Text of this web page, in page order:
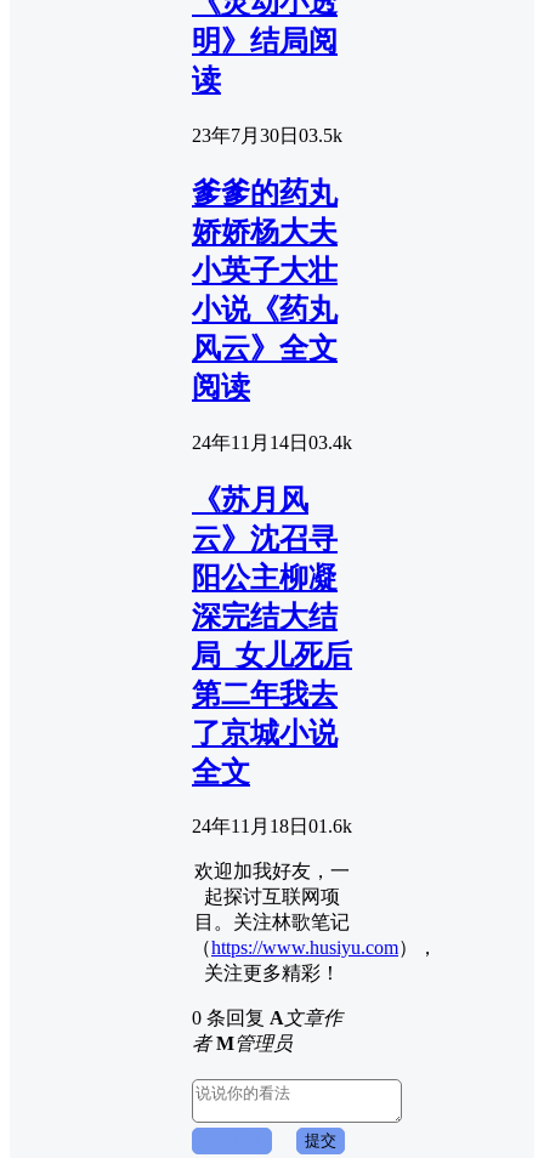
明》结局阅
读
23年7月30日 03.5k
爹爹的药丸
娇娇杨大夫
小英子大壮
小说《药丸
风云》全文
阅读
24年11月14日 03.4k
《苏月风
云》沈召寻
阳公主柳凝
深完结大结
局_女儿死后
第二年我去
了京城小说
全文
24年11月18日 01.6k
欢迎加我好友，一
起探讨互联网项
目。关注林歌笔记
（https://www.husiyu.com），
关注更多精彩！
0 条回复 A文章作
者 M管理员
提交